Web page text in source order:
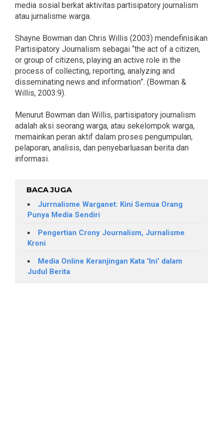
media sosial berkat aktivitas partisipatory journalism
atau jurnalisme warga.
Shayne Bowman dan Chris Willis (2003) mendefinisikan
Partisipatory Journalism sebagai “the act of a citizen,
or group of citizens, playing an active role in the
process of collecting, reporting, analyzing and
disseminating news and information”. (Bowman &
Willis, 2003:9).
Menurut Bowman dan Willis, partisipatory journalism
adalah aksi seorang warga, atau sekelompok warga,
memainkan peran aktif dalam proses pengumpulan,
pelaporan, analisis, dan penyebarluasan berita dan
informasi.
BACA JUGA
Jurrnalisme Warganet: Kini Semua Orang
Punya Media Sendiri
Pengertian Crony Journalism, Jurnalisme
Kroni
Media Online Keranjingan Kata 'Ini' dalam
Judul Berita